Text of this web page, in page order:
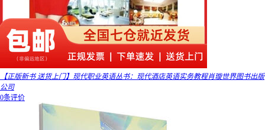
【正版新书 送货上门】现代职业英语丛书：现代酒店英语实务教程肖璇世界图书出版
公司
0条评价